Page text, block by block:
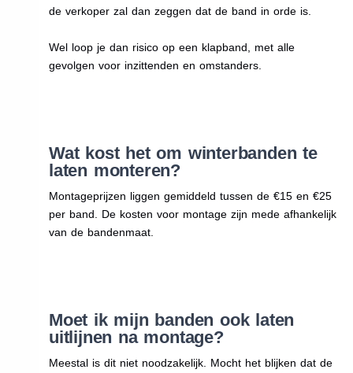
de verkoper zal dan zeggen dat de band in orde is.
Wel loop je dan risico op een klapband, met alle
gevolgen voor inzittenden en omstanders.
Wat kost het om winterbanden te
laten monteren?
Montageprijzen liggen gemiddeld tussen de €15 en €25
per band. De kosten voor montage zijn mede afhankelijk
van de bandenmaat.
Moet ik mijn banden ook laten
uitlijnen na montage?
Meestal is dit niet noodzakelijk. Mocht het blijken dat de